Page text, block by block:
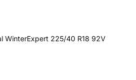
WinterExpert 225/40 R18 92V